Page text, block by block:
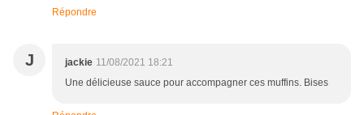
Répondre
J jackie 11/08/2021 18:21
Une délicieuse sauce pour accompagner ces muffins. Bises